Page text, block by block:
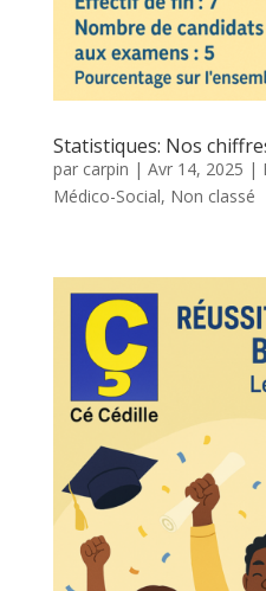
Statistiques: Nos
par carpin | Avr 14, 2025 |
Médico-Social, Non classé